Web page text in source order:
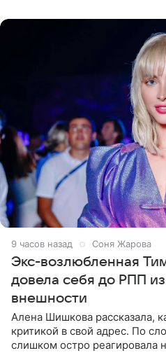
9 часов назад Соня Жарова
Экс-возлюбленная
довела себя до РПП
внешности
Алена Шишкова рассказала,
критикой в свой адрес. По
слишком остро реагировала